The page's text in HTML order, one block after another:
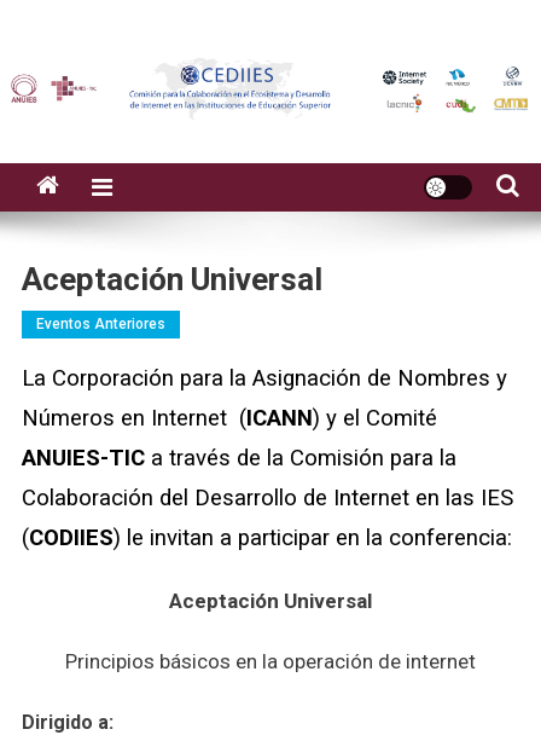
Aceptación Universal
Eventos Anteriores
La Corporación para la Asignación de Nombres y
Números en Internet (ICANN) y el Comité
ANUIES-TICa través de la Comisión para la
Colaboración del Desarrollo de Internet en las IES
(CODIIES) le invitan a participar en la conferencia:
Aceptación Universal
Principios básicos en la operación de internet
Dirigido a: